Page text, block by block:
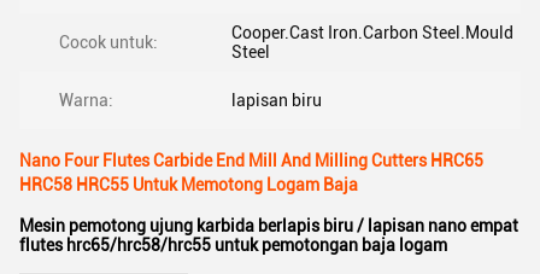
Cocok untuk:
Cooper.Cast Iron.Carbon Steel.Mould
Steel
Warna: lapisan biru
Nano Four Flutes Carbide End Mill And Milling Cutters HRC65
HRC58 HRC55 Untuk Memotong Logam Baja
Mesin pemotong ujung karbida berlapis biru / lapisan nano empat
flutes hrc65/hrc58/hrc55 untuk pemotongan baja logam